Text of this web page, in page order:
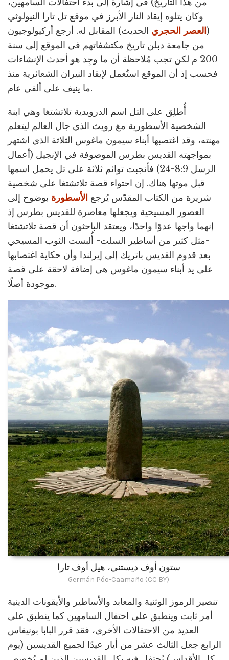
وكان يتلوه إيقاد النار الأبرز في موقع تل تارا النيولوثي
( العصر الحجري الحديث) المقابل له. أرجع أركيولوجيون
من جامعة دبلن تاريخ مكتشفاتهم في الموقع إلى سنة
200 م لكن تجب مُلاحظة أن ما وجِد هو أحدث الإنشاءات
فحسب إذ أن الموقع استُعمل لإيقاد النيران الشعائرية منذ
ما ينيف على ألفي عام.
أُطلِق على التل اسم الدرويدية تلاتشتغا وهي ابنة
الشخصية الأسطورية مغ رويث الذي جال العالم ليتعلم
مهنته، وقد اغتصبها أبناء سيمون ماغوس الثلاثة الذي اشتهر
بمواجهته القديس بطرس الموصوفة في الإنجيل (أعمال
الرسل 8:9-24) فأنجبت توائم ثلاثة على تل يحمل اسمها
قبل موتها هناك. إن احتواء قصة تلاتشتغا على شخصية
شريرة من الكتاب المقدّس يُرجع الأسطورة بوضوح إلى
العصور المسيحية ويجعلها معاصرة للقديس بطرس إذ
إنهما واجها عدوًا واحدًا، ويعتقد الباحثون أن قصة تلاتشتغا
-مثل كثير من أساطير السلت- أُلبست الثوب المسيحي
بعد قدوم القديس باتريك إلى إيرلندا وأن حكاية اغتصابها
على يد أبناء سيمون ماغوس هي إضافة لاحقة على قصة
موجودة أصلًا.
ستون أوف ديستني، هيل أوف تارا
Germán Póo-Caamaño (CC BY)
تنصير الرموز الوثنية والمعابد والأساطير والأيقونات الدينية
أمر ثابت وينطبق على احتفال السامهين كما ينطبق على
العديد من الاحتفالات الأخرى، فقد قرر البابا بونيفاس
الرابع جعل الثالث عشر من أيار عيدًا لجميع القديسين (يوم